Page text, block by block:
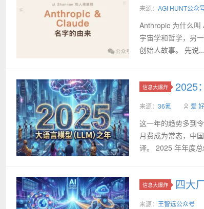
来源： AGI HUNT公众
Anthropic 为什么叫
宇宙学和哲学，另
创始人故事。 先说...
信息大爆炸 2025
来源： 36氪 爱
这一年的趋势多到
月费成为常态，中
译。 2025 年年度总
信息大爆炸 四大
来源： 王智远公众号